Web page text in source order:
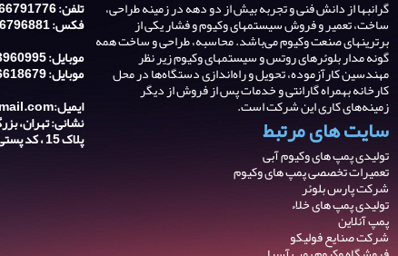
گرانبها از دانش فنی و تجربه‌ بیش از دو دهه در زمینه طراحی،
ساخت، تعمیر و فروش سیستمهای وکیوم و فشار یکی از
برترینهای صنعت وکیوم می‌باشد. محاسبه، طراحی و ساخت همه
گونه مدار بلوئرهای روتس و سیستمهای وکیوم زیر نظر
مهندسین کارآزموده، تحویل و راه‌اندازی دستگاه‌ها در محل
کارخانه بهمراه گارانتی و خدمات پس از فروش از دیگر
زمینه‌های کاری این شرکت است.
سایت های مرتبط
تولیدی پمپ های وکیوم آبی
تعمیرات تخصصی پمپ های وکیوم
شرکت پارس بلوئر
تولیدی پمپ های خلاء
پمپ آنلاین
شرکت صنایع فولیکو
تلفن: 66791776 21 0098
فکس: 66796881 21 0098
موبایل: 9123960995 0098
موبایل: 6618679 910 0098
ایمیل:asiavacuum@gmail.com
پلاک 15 ، کد پستی: 1387643341